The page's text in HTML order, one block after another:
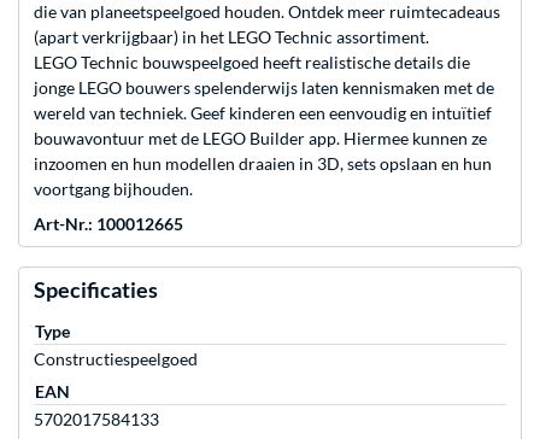
die van planeetspeelgoed houden. Ontdek meer ruimtecadeaus
(apart verkrijgbaar) in het LEGO Technic assortiment.
LEGO Technic bouwspeelgoed heeft realistische details die
jonge LEGO bouwers spelenderwijs laten kennismaken met de
wereld van techniek. Geef kinderen een eenvoudig en intuïtief
bouwavontuur met de LEGO Builder app. Hiermee kunnen ze
inzoomen en hun modellen draaien in 3D, sets opslaan en hun
voortgang bijhouden.
Art-Nr.: 100012665
Specificaties
Type
Constructiespeelgoed
EAN
5702017584133